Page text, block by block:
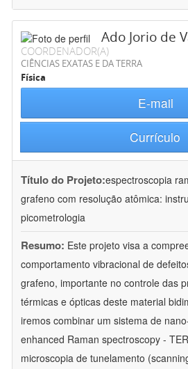
Ado Jorio de
COORDENADOR(A)
CIÊNCIAS EXATAS E DA TERRA
Física
E-mail
Currículo
Título do Projeto:espectroscopia
grafeno com resolução atômica:
picometrologia
Resumo: Este projeto visa a
comportamento vibracional de
grafeno, importante no controle das
térmicas e ópticas deste material
iremos combinar um sistema de
enhanced Raman spectroscopy -
microscopia de tunelamento